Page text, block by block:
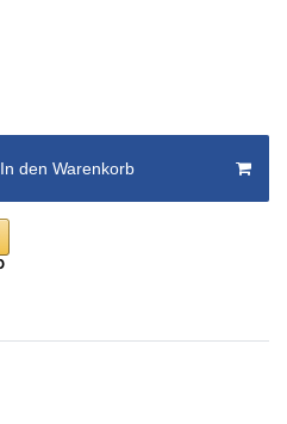
In den Warenkorb